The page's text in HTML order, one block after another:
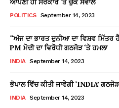
POLITICS September 14, 2023
“ਅੱਜ ਦਾ ਭਾਰਤ ਦੁਨੀਆ ਦਾ ਵਿਸ਼ਵ
PM ਮੋਦੀ ਦਾ ਵਿਰੋਧੀ ਗਠਜੋੜ ‘ਤੇ ਹਮਲਾ
INDIA September 14, 2023
ਭੋਪਾਲ ਵਿੱਚ ਕੀਤੀ ਜਾਵੇਗੀ ‘INDIA’
INDIA September 14, 2023